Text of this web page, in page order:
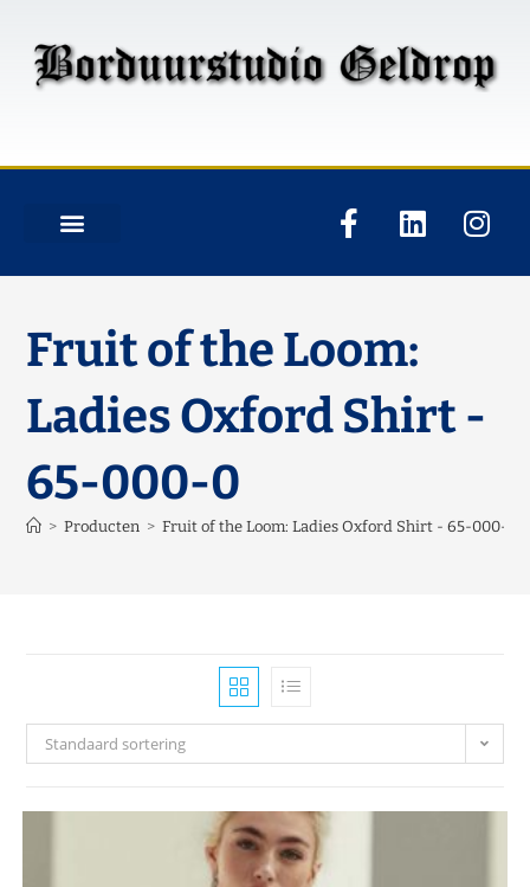
Fruit of the Loom:
Ladies Oxford Shirt -
65-000-0
> Producten > Fruit of the Loom: Ladies Oxford Shirt - 65-000-0
Standaard sortering